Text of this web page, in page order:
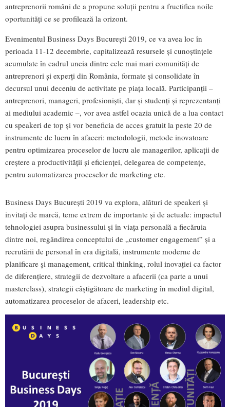
antreprenorii români de a propune soluții pentru a fructifica noile
oportunități ce se profilează la orizont.
Evenimentul Business Days București 2019, ce va avea loc în
perioada 11-12 decembrie, capitalizează resursele și cunoștințele
acumulate în cadrul uneia dintre cele mai mari comunități de
antreprenori și experți din România, formate și consolidate în
decursul unui deceniu de activitate pe piața locală. Participanții –
antreprenori, manageri, profesioniști, dar și studenți și reprezentanți
ai mediului academic –, vor avea astfel ocazia unică de a lua contact
cu speakeri de top și vor beneficia de acces gratuit la peste 20 de
instrumente de lucru în afaceri: metodologii, metode inovatoare
pentru optimizarea proceselor de lucru ale managerilor, aplicații de
creștere a productivității și eficienței, delegarea de competențe,
pentru automatizarea proceselor de marketing etc.
Business Days București 2019 va explora, alături de speakeri și
invitați de marcă, teme extrem de importante și de actuale: impactul
tehnologiei asupra businessului și în viața personală a fiecăruia
dintre noi, regândirea conceptului de „customer engagement” și a
recrutării de personal în era digitală, instrumente moderne de
planificare și management, critical thinking, rolul inovației ca factor
de diferențiere, strategii de dezvoltare a afacerii (ca parte a unui
masterclass), strategii câștigătoare de marketing în mediul digital,
automatizarea proceselor de afaceri, leadership etc.